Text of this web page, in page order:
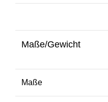
Maße/Gewicht
Maße